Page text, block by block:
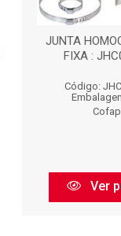
JUNTA
FIXA :
Código:
Cofap
Ver